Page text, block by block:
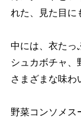
れた、見た目に
中には、衣たっ
シュカボチャ、
さまざまな味わ
野菜コンソメス